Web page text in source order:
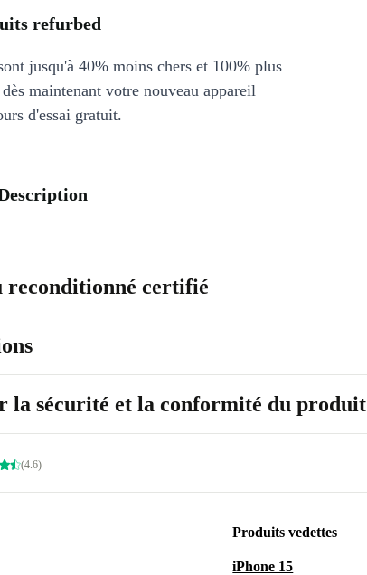
refurbed
jusqu'à 40% moins chers et 100% plus
maintenant votre nouveau appareil
d'essai gratuit.
reconditionné certifié
la sécurité et la conformité du produit
(4.6)
Produits vedettes
iPhone 15